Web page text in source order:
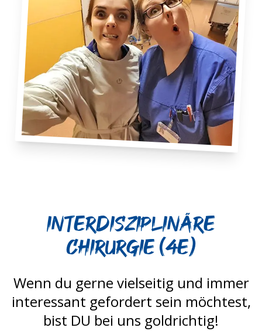
Interdisziplinäre
Chirurgie (4E)
Wenn du gerne vielseitig und immer
interessant gefordert sein möchtest,
bist DU bei uns goldrichtig!